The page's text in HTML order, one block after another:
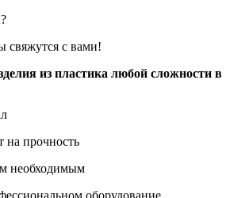
свяжутся с вами!
из пластика любой сложности в
на прочность
необходимым
оборудование